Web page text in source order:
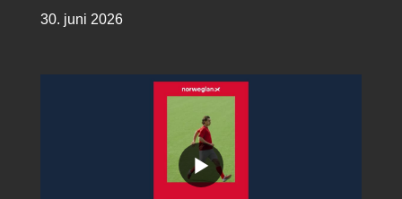
30. juni 2026